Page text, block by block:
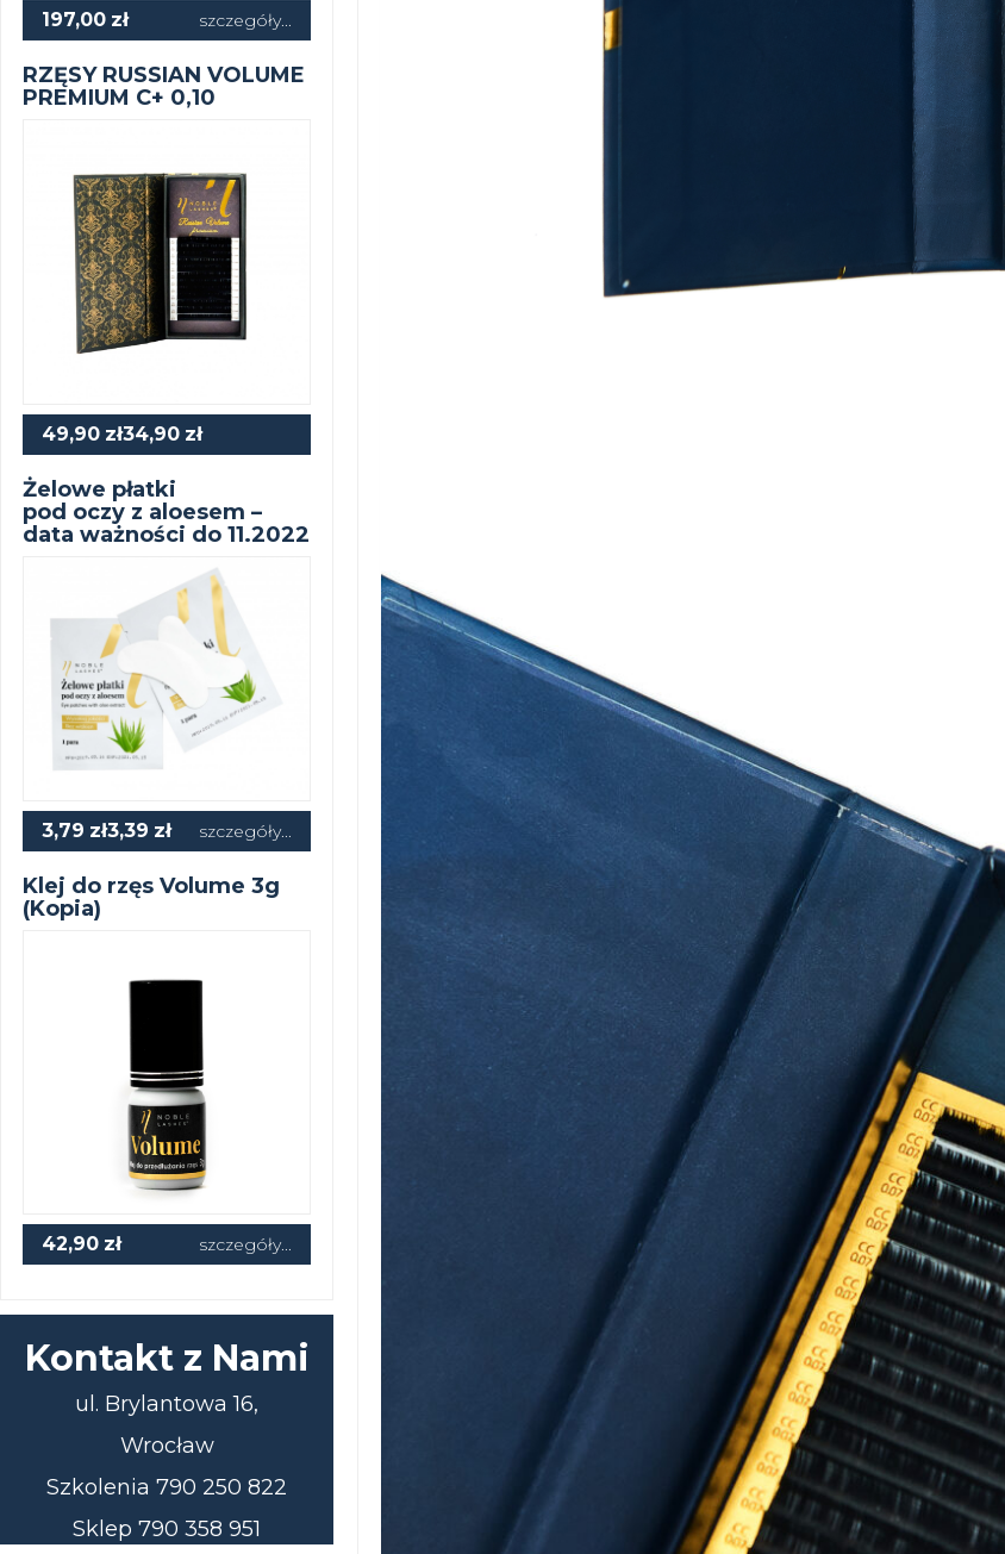
197,00 zł szczegóły...
RZĘSY RUSSIAN VOLUME
PREMIUM C+ 0,10
49,90 zł34,90 zł
Żelowe płatki
pod oczy z aloesem –
data ważności do 11.2022
3,79 zł3,39 zł szczegóły...
Klej do rzęs Volume 3g
(Kopia)
42,90 zł szczegóły...
Kontakt z Nami
ul. Brylantowa 16,
Wrocław
Szkolenia 790 250 822
Sklep 790 358 951